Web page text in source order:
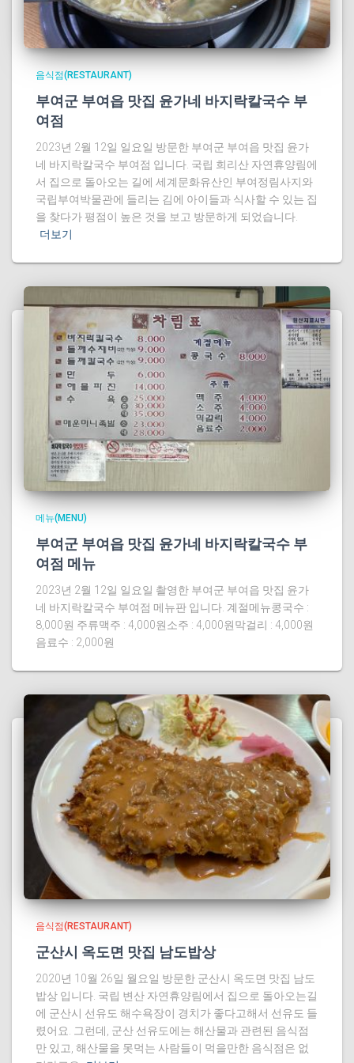
음식점(RESTAURANT)
부여군 부여읍 맛집 윤가네 바지락칼국수 부
여점
2023년 2월 12일 일요일 방문한 부여군 부여읍 맛집 윤가
네 바지락칼국수 부여점 입니다. 국립 희리산 자연휴양림에
서 집으로 돌아오는 길에 세계문화유산인 부여정림사지와
국립부여박물관에 들리는 김에 아이들과 식사할 수 있는 집
을 찾다가 평점이 높은 것을 보고 방문하게 되었습니다.
더보기
메뉴(MENU)
부여군 부여읍 맛집 윤가네 바지락칼국수 부
여점 메뉴
2023년 2월 12일 일요일 촬영한 부여군 부여읍 맛집 윤가
네 바지락칼국수 부여점 메뉴판 입니다. 계절메뉴콩국수 :
8,000원 주류맥주 : 4,000원소주 : 4,000원막걸리 : 4,000원
음료수 : 2,000원
음식점(RESTAURANT)
군산시 옥도면 맛집 남도밥상
2020년 10월 26일 월요일 방문한 군산시 옥도면 맛집 남도
밥상 입니다. 국립 변산 자연휴양림에서 집으로 돌아오는길
에 군산시 선유도 해수욕장이 경치가 좋다고해서 선유도 들
렸어요. 그런데, 군산 선유도에는 해산물과 관련된 음식점
만 있고, 해산물을 못먹는 사람들이 먹을만한 음식점은 없